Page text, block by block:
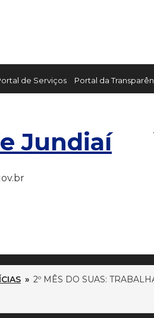
de Serviços Portal da
Jundiaí
» 2º MÊS DO SUAS: